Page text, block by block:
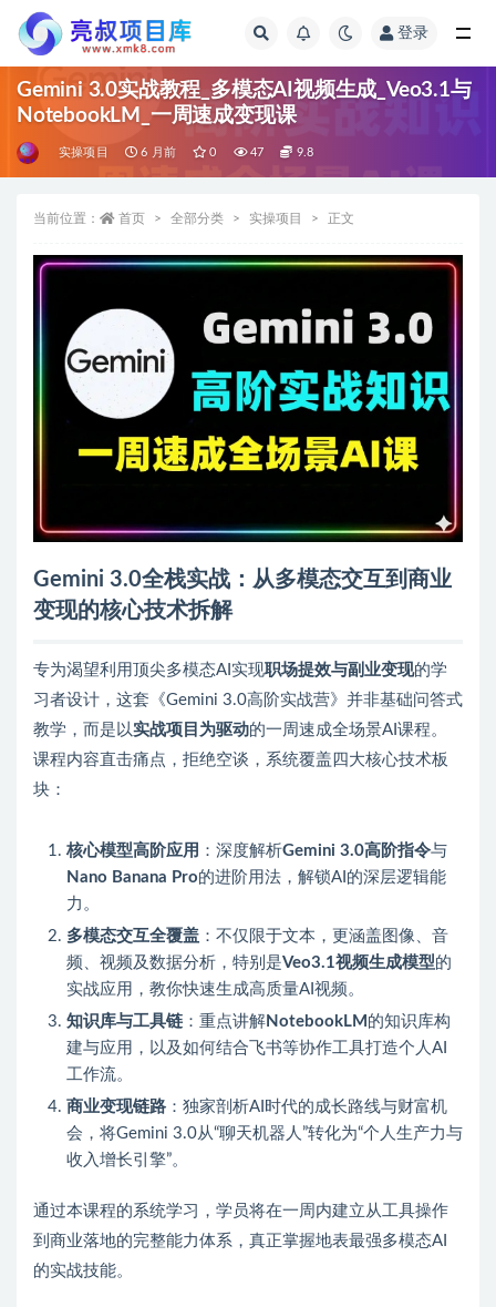
登录
Gemini 3.0实战教程_多模态AI视频生成_Veo3.1与
NotebookLM_一周速成变现课
实操项目 6 月前 0 47 9.8
当前位置： 首页 全部分类 实操项目 正文
Gemini 3.0全栈实战：从多模态交互到商业
变现的核心技术拆解
专为渴望利用顶尖多模态AI实现职场提效与副业变现的学
习者设计，这套《Gemini 3.0高阶实战营》并非基础问答式
教学，而是以实战项目为驱动的一周速成全场景AI课程。
课程内容直击痛点，拒绝空谈，系统覆盖四大核心技术板
块：
核心模型高阶应用 ：深度解析Gemini 3.0高阶指令与
Nano Banana Pro的进阶用法，解锁AI的深层逻辑能
力。
多模态交互全覆盖 ：不仅限于文本，更涵盖图像、音
频、视频及数据分析，特别是Veo3.1视频生成模型的
实战应用，教你快速生成高质量AI视频。
知识库与工具链 ：重点讲解 NotebookLM 的知识库构
建与应用，以及如何结合飞书等协作工具打造个人AI
工作流。
商业变现链路 ：独家剖析AI时代的成长路线与财富机
会，将Gemini 3.0从“聊天机器人”转化为“个人生产力与
收入增长引擎”。
通过本课程的系统学习，学员将在一周内建立从工具操作
到商业落地的完整能力体系，真正掌握地表最强多模态AI
的实战技能。